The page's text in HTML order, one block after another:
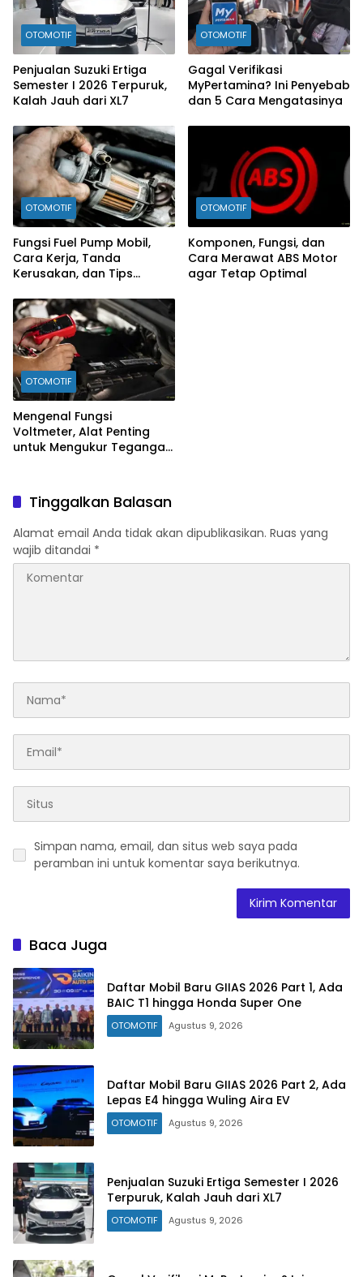
OTOMOTIF
Penjualan Suzuki Ertiga
Semester I 2026 Terpuruk,
Kalah Jauh dari XL7
OTOMOTIF
Gagal Verifikasi
MyPertamina? Ini Penyebab
dan 5 Cara Mengatasinya
OTOMOTIF
Fungsi Fuel Pump Mobil,
Cara Kerja, Tanda
Kerusakan, dan Tips
OTOMOTIF
Komponen, Fungsi, dan
Cara Merawat ABS Motor
agar Tetap Optimal
OTOMOTIF
Mengenal Fungsi
Voltmeter, Alat Penting
untuk Mengukur Tegangan
Tinggalkan Balasan
Alamat email Anda tidak akan dipublikasikan. Ruas yang
wajib ditandai *
Simpan nama, email, dan situs web saya pada
peramban ini untuk komentar saya berikutnya.
Baca Juga
Daftar Mobil Baru GIIAS 2026 Part 1, Ada
BAIC T1 hingga Honda Super One
OTOMOTIF Agustus 9, 2026
Daftar Mobil Baru GIIAS 2026 Part 2, Ada
Lepas E4 hingga Wuling Aira EV
OTOMOTIF Agustus 9, 2026
Penjualan Suzuki Ertiga Semester I 2026
Terpuruk, Kalah Jauh dari XL7
OTOMOTIF Agustus 9, 2026